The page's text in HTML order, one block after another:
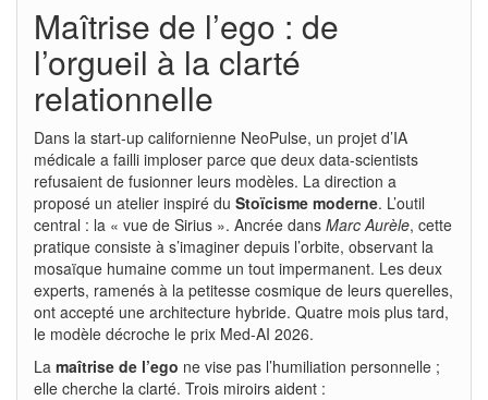
Maîtrise de l’ego : de
l’orgueil à la clarté
relationnelle
Dans la start-up californienne NeoPulse, un projet d’IA
médicale a failli imploser parce que deux data-scientists
refusaient de fusionner leurs modèles. La direction a
proposé un atelier inspiré du Stoïcisme moderne. L’outil
central : la « vue de Sirius ». Ancrée dans Marc Aurèle, cette
pratique consiste à s’imaginer depuis l’orbite, observant la
mosaïque humaine comme un tout impermanent. Les deux
experts, ramenés à la petitesse cosmique de leurs querelles,
ont accepté une architecture hybride. Quatre mois plus tard,
le modèle décroche le prix Med-AI 2026.
La maîtrise de l’ego ne vise pas l’humiliation personnelle ;
elle cherche la clarté. Trois miroirs aident :